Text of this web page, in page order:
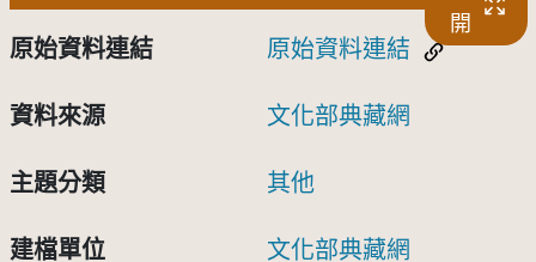
開
原始資料連結 原始資料連結
資料來源 文化部典藏網
主題分類 其他
建檔單位 文化部典藏網